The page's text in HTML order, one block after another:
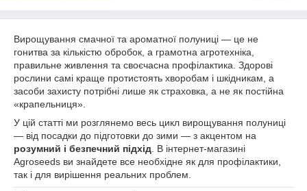
Вирощування смачної та ароматної полуниці — це не
гонитва за кількістю обробок, а грамотна агротехніка,
правильне живлення та своєчасна профілактика. Здорові
рослини самі краще протистоять хворобам і шкідникам, а
засоби захисту потрібні лише як страховка, а не як постійна
«крапельниця».
У цій статті ми розглянемо весь цикл вирощування полуниці
— від посадки до підготовки до зими — з акцентом на
розумний і безпечний підхід . В інтернет-магазині
Agroseeds ви знайдете все необхідне як для профілактики,
так і для вирішення реальних проблем.